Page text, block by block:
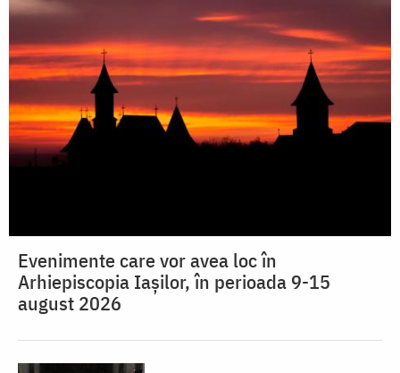
Evenimente care vor avea loc în
Arhiepiscopia Iaşilor, în perioada 9-15
august 2026